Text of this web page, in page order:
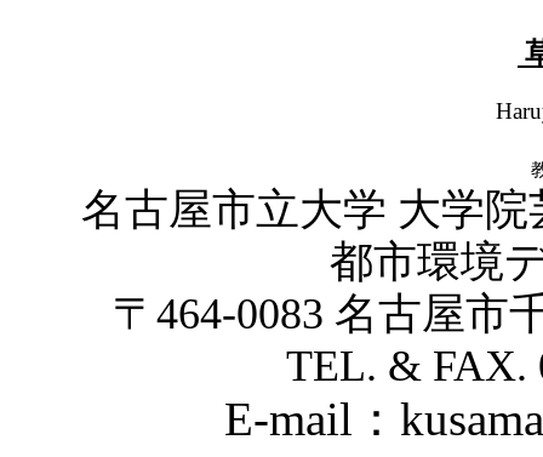
名古屋市立大学 大学
都市環境
〒 464-0083 名古屋市
TEL. & FAX.
E-mail ：